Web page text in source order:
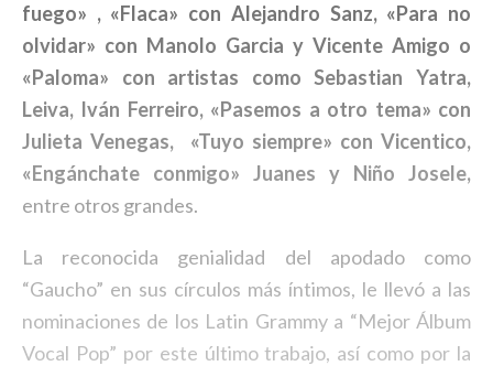
fuego» , «Flaca» con Alejandro Sanz, «Para no
olvidar» con Manolo Garcia y Vicente Amigo o
«Paloma» con artistas como Sebastian Yatra,
Leiva, Iván Ferreiro, «Pasemos a otro tema» con
Julieta Venegas, «Tuyo siempre» con Vicentico,
«Engánchate conmigo» Juanes y Niño Josele,
entre otros grandes.
La reconocida genialidad del apodado como
“Gaucho” en sus círculos más íntimos, le llevó a las
nominaciones de los Latin Grammy a “Mejor Álbum
Vocal Pop” por este último trabajo, así como por la